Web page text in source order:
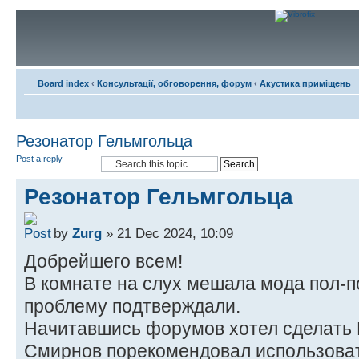
Board index ‹ Консультації, обговорення, форум ‹ Акустика приміщень
Резонатор Гельмгольца
Post a reply
Резонатор Гельмгольца
by Zurg » 21 Dec 2024, 10:09
Добрейшего всем!
В комнате на слух мешала мода пол-
проблему подтверждали.
Начитавшись форумов хотел
Смирнов порекомендовал